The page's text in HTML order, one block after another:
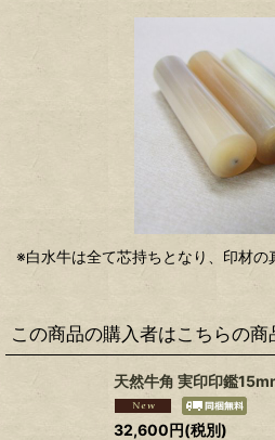
※白水牛は全て芯持ちとなり、印材の
この商品の購入者はこちらの商
天然牛角 実印印鑑
32,600円(税別)